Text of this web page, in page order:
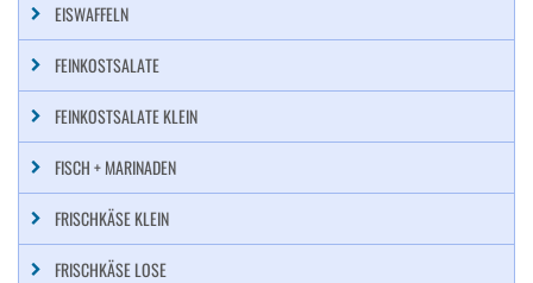
EISWAFFELN
FEINKOSTSALATE
FEINKOSTSALATE KLEIN
FISCH + MARINADEN
FRISCHKÄSE KLEIN
FRISCHKÄSE LOSE